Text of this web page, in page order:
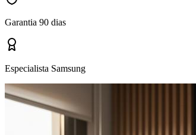
Garantia 90 dias
Especialista Samsung